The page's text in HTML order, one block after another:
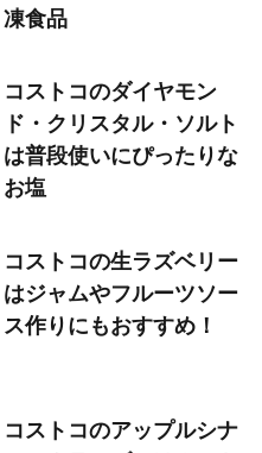
凍食品
コストコのダイヤモン
ド・クリスタル・ソルト
は普段使いにぴったりな
お塩
コストコの生ラズベリー
はジャムやフルーツソー
ス作りにもおすすめ！
コストコのアップルシナ